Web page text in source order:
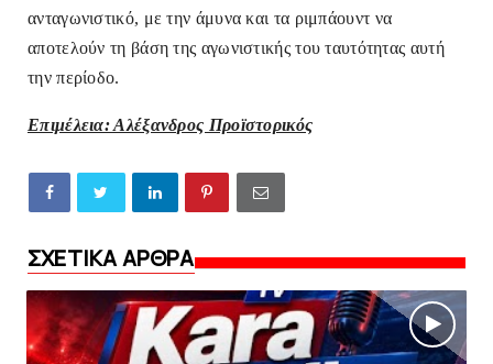
ανταγωνιστικό, με την άμυνα και τα ριμπάουντ να
αποτελούν τη βάση της αγωνιστικής του ταυτότητας αυτή
την περίοδο.
Επιμέλεια: Αλέξανδρος Προϊστορικός
ΣΧΕΤΙΚΑ ΑΡΘΡΑ